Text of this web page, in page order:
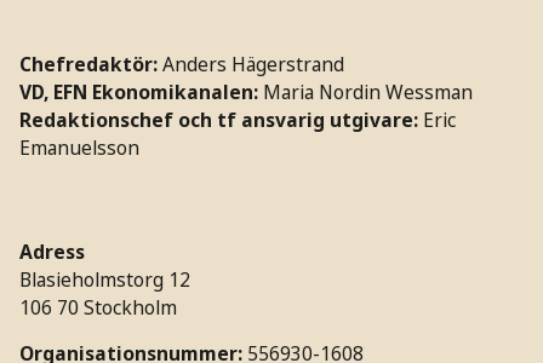
Chefredaktör:Anders Hägerstrand
VD, EFN Ekonomikanalen: Maria Nordin Wessman
Redaktionschef och tf ansvarig utgivare: Eric
Emanuelsson
Adress
Blasieholmstorg 12
106 70 Stockholm
Organisationsnummer: 556930-1608